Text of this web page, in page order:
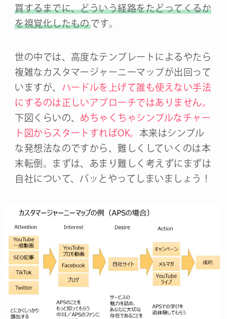
買するまでに、どういう経路をたどってくるか
を視覚化したものです。
世の中では、高度なテンプレートによるやたら
複雑なカスタマージャーニーマップが出回って
いますが、 ハードルを上げて誰も使えない手法
にするのは正しいアプローチではありません。
下図くらいの、 めちゃくちゃシンプルなチャー
ト図からスタートすればOK。 本来はシンプル
な発想法なのですから、難しくしていくのは本
末転倒。まずは、あまり難しく考えずにまずは
自社について、パッとやってしまいましょう！